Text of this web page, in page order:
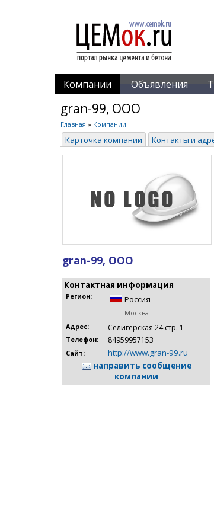
Компании Объявления
gran-99, ООО
Главная » Компании
Карточка компании Контакты и
gran-99, ООО
Контактная информация
Регион: Россия
Москва
Адрес:
Селигерская 24 стр. 1
Телефон: 84959957153
Сайт:
http://www.gran-99.ru
направить сообщение
компании